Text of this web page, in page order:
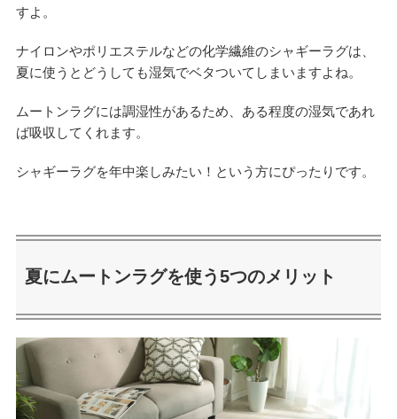
すよ。
ナイロンやポリエステルなどの化学繊維のシャギーラグは、
夏に使うとどうしても湿気でベタついてしまいますよね。
ムートンラグには調湿性があるため、ある程度の湿気であれ
ば吸収してくれます。
シャギーラグを年中楽しみたい！という方にぴったりです。
夏にムートンラグを使う5つのメリット